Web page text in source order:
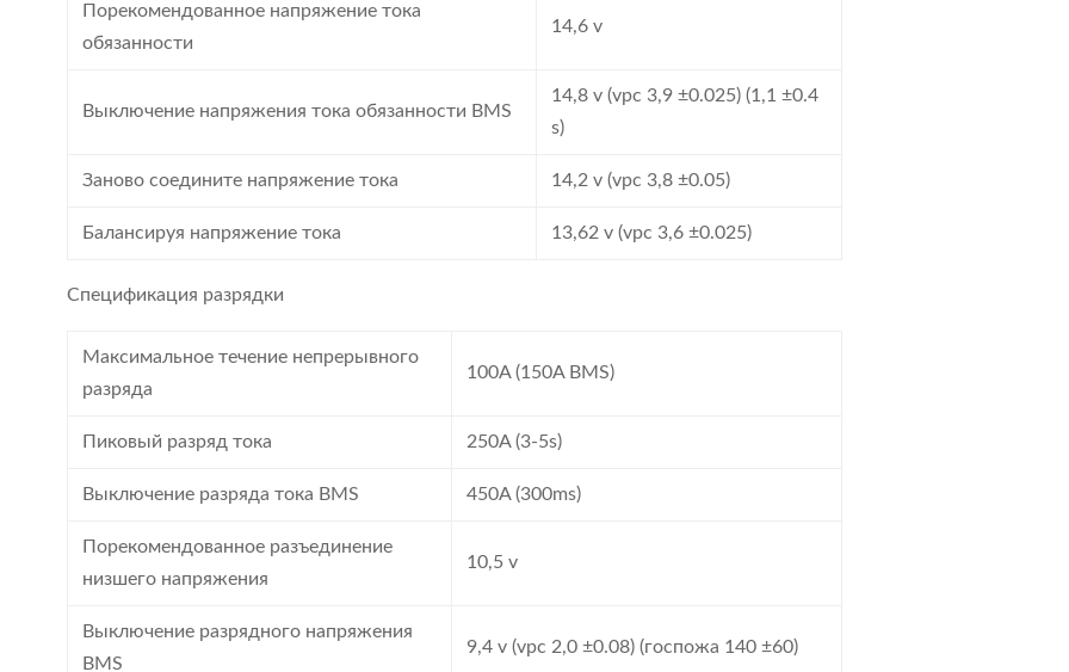
Порекомендованное напряжение тока
обязанности
14,6 v
Выключение напряжения тока обязанности BMS
14,8 v (vpc 3,9 ±0.025) (1,1 ±0.4
s)
Заново соедините напряжение тока 14,2 v (vpc 3,8 ±0.05)
Балансируя напряжение тока 13,62 v (vpc 3,6 ±0.025)
Спецификация разрядки
Максимальное течение непрерывного
разряда
100A (150A BMS)
Пиковый разряд тока 250A (3-5s)
Выключение разряда тока BMS 450A (300ms)
Порекомендованное разъединение
низшего напряжения
10,5 v
Выключение разрядного напряжения
BMS
9,4 v (vpc 2,0 ±0.08) (госпожа 140 ±60)